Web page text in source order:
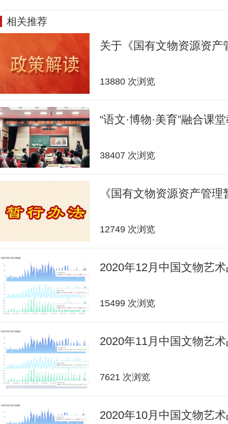
相关推荐
关于《国有文物资源资
13880 次浏览
“语文·博物·美育”融合课
38407 次浏览
《国有文物资源资产管
12749 次浏览
2020年12月中国文物艺
15499 次浏览
2020年11月中国文物艺
7621 次浏览
2020年10月中国文物艺